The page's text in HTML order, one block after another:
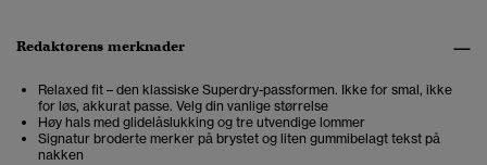
Redaktørens merknader
Relaxed fit – den klassiske Superdry-passformen. Ikke for smal, ikke
for løs, akkurat passe. Velg din vanlige størrelse
Høy hals med glidelåslukking og tre utvendige lommer
Signatur broderte merker på brystet og liten gummibelagt tekst på
nakken